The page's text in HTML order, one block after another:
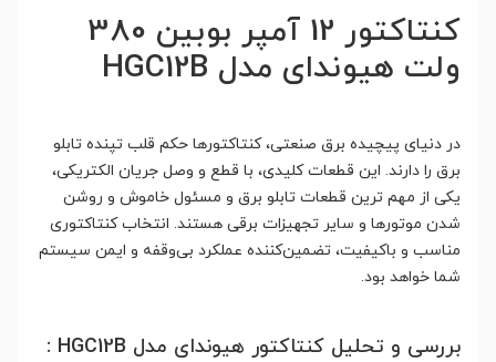
کنتاکتور 12 آمپر بوبین 380
ولت هیوندای مدل HGC12B
در دنیای پیچیده برق صنعتی، کنتاکتورها حکم قلب تپنده تابلو
برق را دارند. این قطعات کلیدی، با قطع و وصل جریان الکتریکی،
یکی از مهم ترین قطعات تابلو برق و مسئول خاموش و روشن
شدن موتورها و سایر تجهیزات برقی هستند. انتخاب کنتاکتوری
مناسب و باکیفیت، تضمین‌کننده عملکرد بی‌وقفه و ایمن سیستم
شما خواهد بود.
بررسی و تحلیل کنتاکتور هیوندای مدل HGC12B :